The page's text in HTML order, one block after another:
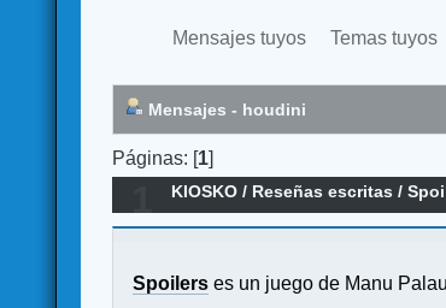
Mensajes tuyos Temas tuyos
Mensajes - houdini
Páginas: [1]
KIOSKO / Reseñas escritas /
Spoilers es un juego de Manu